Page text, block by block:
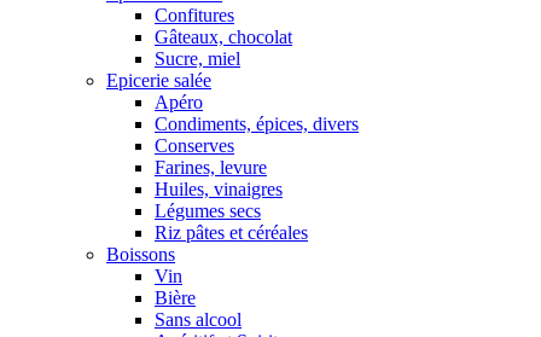
Confitures
Gâteaux, chocolat
Sucre, miel
Epicerie salée
Apéro
Condiments, épices, divers
Conserves
Farines, levure
Huiles, vinaigres
Légumes secs
Riz pâtes et céréales
Boissons
Vin
Bière
Sans alcool